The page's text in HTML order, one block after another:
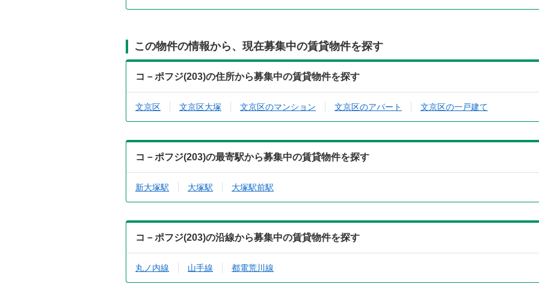
この物件の情報から、現在募集中の賃貸物件を探す
コ－ポフジ(203)の住所から募集中の賃貸物件を探す
文京区 文京区大塚 文京区のマンション 文京区のアパート 文京区の一戸建て
コ－ポフジ(203)の最寄駅から募集中の賃貸物件を探す
新大塚駅 大塚駅 大塚駅前駅
コ－ポフジ(203)の沿線から募集中の賃貸物件を探す
丸ノ内線 山手線 都電荒川線